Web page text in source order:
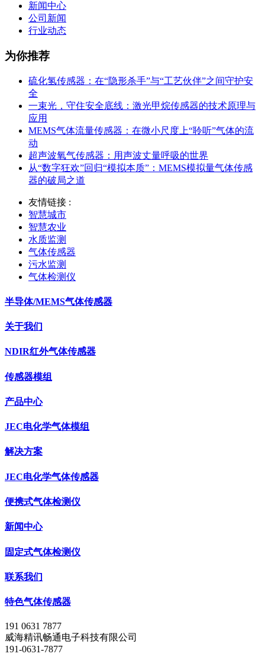
新闻中心
公司新闻
行业动态
为你推荐
硫化氢传感器：在“隐形杀手”与“工艺伙伴”之间守护安
全
一束光，守住安全底线：激光甲烷传感器的技术原理与
应用
MEMS气体流量传感器：在微小尺度上“聆听”气体的流
动
超声波氧气传感器：用声波丈量呼吸的世界
从“数字狂欢”回归“模拟本质”：MEMS模拟量气体传感
器的破局之道
友情链接 :
智慧城市
智慧农业
水质监测
气体传感器
污水监测
气体检测仪
半导体/MEMS气体传感器
关于我们
NDIR红外气体传感器
传感器模组
产品中心
JEC电化学气体模组
解决方案
JEC电化学气体传感器
便携式气体检测仪
新闻中心
固定式气体检测仪
联系我们
特色气体传感器
191 0631 7877
威海精讯畅通电子科技有限公司
191-0631-7877